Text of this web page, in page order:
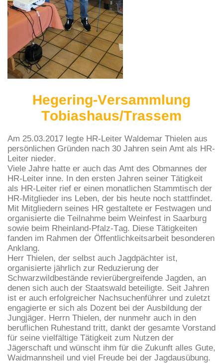
Hegering-Versammlung
Tobiashaus/Trassem
Am 25.03.2017 legte HR-Leiter Waldemar Thielen aus
persönlichen Gründen nach 30 Jahren sein Amt als HR-
Leiter nieder.
Viele Jahre hatte er auch das Amt des Obmannes der
HR-Leiter inne. In den ersten Jahren seiner Tätigkeit
als HR-Leiter rief er einen monatlichen Stammtisch der
HR-Mitglieder ins Leben, der bis heute noch stattfindet.
Mit Mitgliedern seines HR gestaltete er Festwagen und
organisierte die Teilnahme beim Weinfest in Saarburg
sowie beim Rheinland-Pfalz-Tag. Diese Tätigkeiten
fanden im Rahmen der Öffentlichkeitsarbeit besonderen
Anklang.
Herr Thielen, der selbst auch Jagdpächter ist,
organisierte jährlich zur Reduzierung der
Schwarzwildbestände revierübergreifende Jagden, an
denen sich auch der Staatswald beteiligte. Seit Jahren
ist er auch erfolgreicher Nachsuchenführer und zuletzt
engagierte er sich als Dozent bei der Ausbildung der
Jungjäger. Herrn Thielen, der nunmehr auch in den
beruflichen Ruhestand tritt, dankt der gesamte Vorstand
für seine vielfältige Tätigkeit zum Nutzen der
Jägerschaft und wünscht ihm für die Zukunft alles Gute,
Waidmannsheil und viel Freude bei der Jagdausübung.